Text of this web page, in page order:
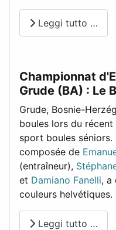
Leggi tutto …
Championnat
Grude (BA) : Le
Grude, Bosnie-
boules lors du
sport boules séniors.
composée de
(entraîneur),
et Damiano Fanelli, a
couleurs helvétiques.
Leggi tutto …